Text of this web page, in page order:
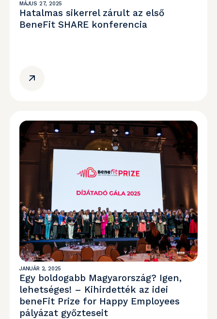
MÁJUS 27, 2025
Hatalmas sikerrel zárult az első
BeneFit SHARE konferencia
JANUÁR 2, 2025
Egy boldogabb Magyarország? Igen,
lehetséges! – Kihirdették az idei
beneFit Prize for Happy Employees
pályázat győzteseit